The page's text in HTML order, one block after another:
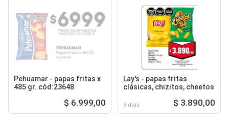
Pehuamar - papas fritas x
485 gr. cód:23648
$ 6.999,00
Lay's - papas fritas
clásicas, chizitos, cheetos
3 días $ 3.890,00